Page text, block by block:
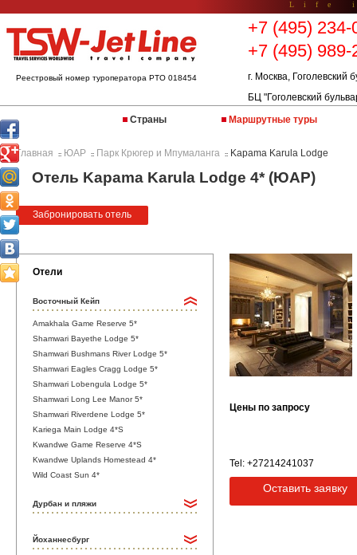
Life
Реестровый номер туроператора РТО 018454
+7 (495) 234-
+7 (495) 989-
г. Москва, Гоголевский
БЦ "Гоголевский
Страны
Маршрутные туры
Главная :: ЮАР :: Парк Крюгер и Мпумаланга :: Kapama Karula Lodge
Отель Kapama Karula Lodge 4* (ЮАР)
Забронировать отель
Отели
Восточный Кейп
Amakhala Game Reserve 5*
Shamwari Bayethe Lodge 5*
Shamwari Bushmans River Lodge 5*
Shamwari Eagles Cragg Lodge 5*
Shamwari Lobengula Lodge 5*
Shamwari Long Lee Manor 5*
Shamwari Riverdene Lodge 5*
Kariega Main Lodge 4*S
Kwandwe Game Reserve 4*S
Kwandwe Uplands Homestead 4*
Wild Coast Sun 4*
Дурбан и пляжи
Йоханнесбург
Цены по запросу
Tel: +27214241037
Оставить заявку